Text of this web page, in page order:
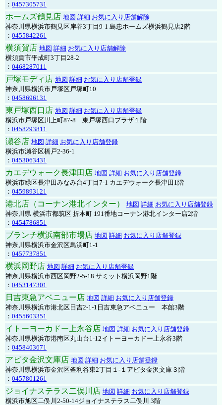
： 0457305731
ホームズ鶴見店 地図 詳細 お気に入り店舗解除
神奈川県横浜市鶴見区岸谷3丁目9-1 島忠ホームズ横浜鶴見店2階
： 0455842261
横須賀店 地図 詳細 お気に入り店舗解除
横須賀市平成町3丁目28-2
： 0468287011
戸塚モディ店 地図 詳細 お気に入り店舗登録
神奈川県横浜市戸塚区戸塚町10
： 0458696131
東戸塚西口店 地図 詳細 お気に入り店舗登録
横浜市戸塚区川上町87-8 東戸塚西口プラザ１階
： 0458293811
瀬谷店 地図 詳細 お気に入り店舗登録
横浜市瀬谷区橋戸2-36-1
： 0453063431
カエデウォーク長津田店 地図 詳細 お気に入り店舗登録
横浜市緑区長津田みなみ台4丁目7-1 カエデウォーク長津田1階
： 0459893121
港北店（コーナン港北インター） 地図 詳細 お気に入り店舗登録
神奈川県 横浜市都筑区 折本町 191番地コーナン港北インター店2階
： 0454786851
ブランチ横浜南部市場店 地図 詳細 お気に入り店舗登録
神奈川県横浜市金沢区鳥浜町1-1
： 0457737851
横浜岡野店 地図 詳細 お気に入り店舗登録
神奈川県横浜市西区岡野2-5-18 サミット横浜岡野1階
： 0453147301
日吉東急アベニュー店 地図 詳細 お気に入り店舗登録
神奈川県横浜市港北区日吉2-1-1日吉東急アベニュー 本館3階
： 0455603351
イトーヨーカドー上永谷店 地図 詳細 お気に入り店舗登録
神奈川県横浜市港南区丸山台1-12イトーヨーカドー上永谷3階
： 0458403671
アピタ金沢文庫店 地図 詳細 お気に入り店舗登録
神奈川県横浜市金沢区釜利谷東2丁目１-１アピタ金沢文庫３階
： 0457801261
ジョイナステラス二俣川店 地図 詳細 お気に入り店舗登録
横浜市旭区二俣川2-50-14ジョイナステラス二俣川 3階